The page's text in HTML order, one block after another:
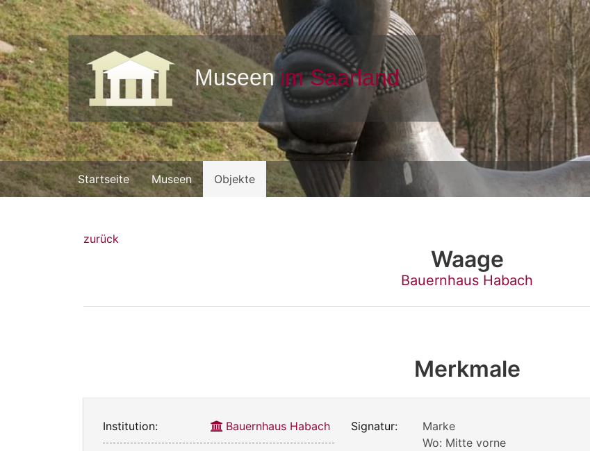
Startseite Museen Objekte
zurück
Waage
Bauernhaus Habach
Merkmale
Institution: Bauernhaus Habach Signatur:
Marke
Wo: Mitte vorne